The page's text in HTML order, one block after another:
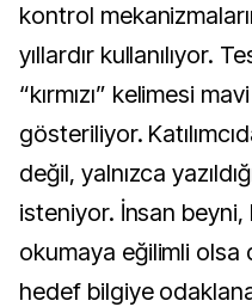
kontrol
yıllardır kullanılıyor.
“kırmızı” kelimesi
gösteriliyor.
değil, yalnızca
isteniyor. İnsan
okumaya eğilimli olsa
hedef bilgiye